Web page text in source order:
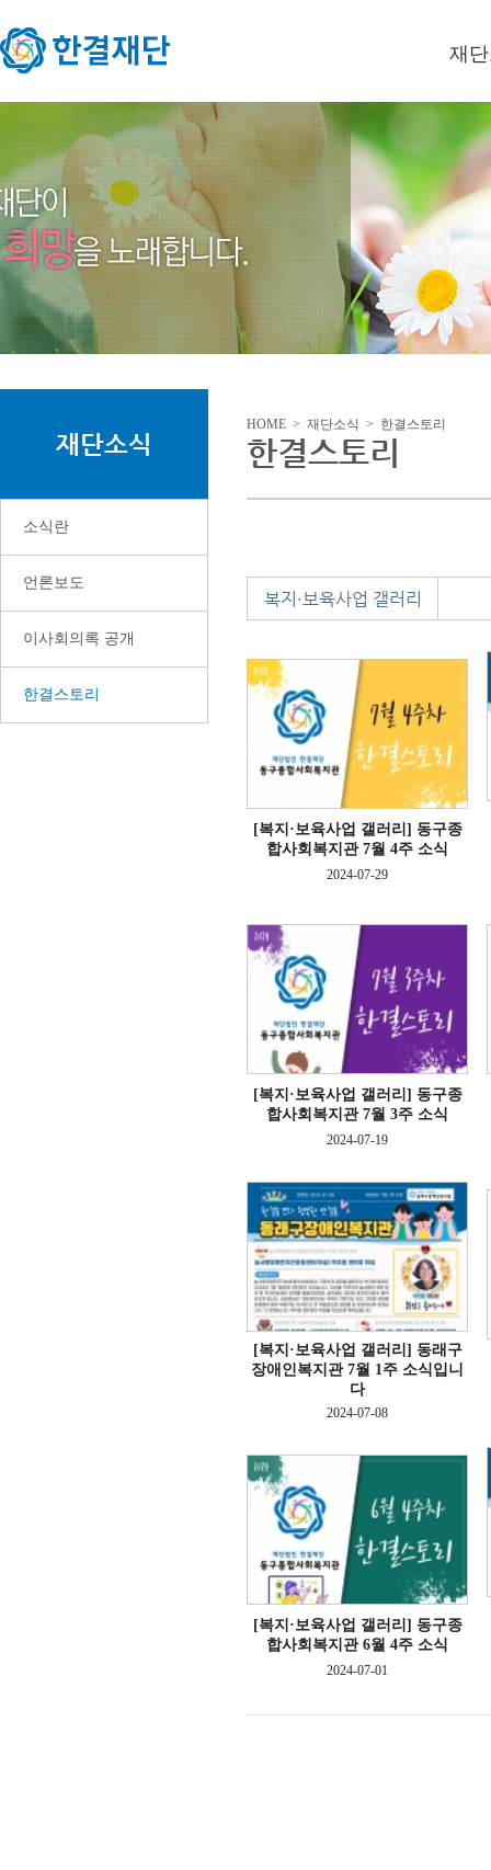
재
이사
미션/
연혁
재단소식
소식란
언론보도
이사회의록 공개
한결스토리
HOME > 재단소식 > 한결스토리
한결스토리
복지·보육사업 갤러리
[복지·보육사업 갤러리] 동구종
합사회복지관 7월 4주 소식
2024-07-29
[복지·보육사업 갤러리] 동구종
합사회복지관 7월 3주 소식
2024-07-19
[복지·보육사업 갤러리] 동래구
장애인복지관 7월 1주 소식입니
다
2024-07-08
[복지·보육사업 갤러리] 동구종
합사회복지관 6월 4주 소식
2024-07-01